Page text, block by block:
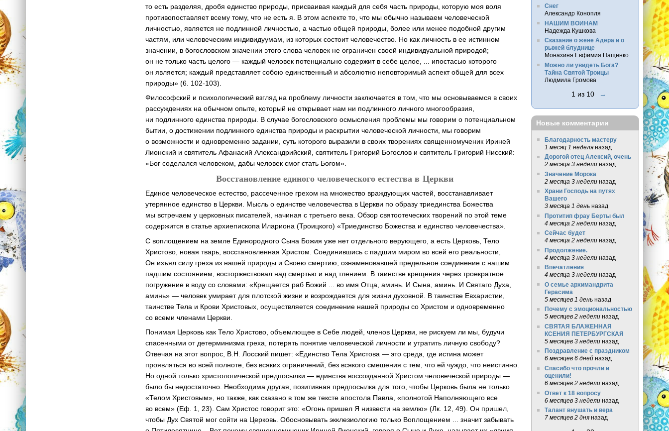
то есть разделяя, дробя единство природы, присваивая каждый для себя часть природы, которую моя воля
противопоставляет всему тому, что не есть я. В этом аспекте то, что мы обычно называем человеческой
личностью, является не подлинной личностью, а частью общей природы, более или менее подобной другим
частям, или человеческим индивидуумам, из которых состоит человечество. Но как личность в ее истинном
значении, в богословском значении этого слова человек не ограничен своей индивидуальной природой;
он не только часть целого — каждый человек потенциально содержит в себе целое, ... ипостасью которого
он является; каждый представляет собою единственный и абсолютно неповторимый аспект общей для всех
природы» (6. 102-103).
Философский и психологический взгляд на проблему личности заключается в том, что мы основываемся в своих
рассуждениях на обычном опыте, который не открывает нам ни подлинного личного многообразия,
ни подлинного единства природы. В случае богословского осмысления проблемы мы говорим о потенциальном
бытии, о достижении подлинного единства природы и раскрытии человеческой личности, мы говорим
о возможности и одновременно задании, суть которого выразили в своих творениях священномученик Ириней
Лионский и святитель Афанасий Александрийский, святитель Григорий Богослов и святитель Григорий Нисский:
«Бог соделался человеком, дабы человек смог стать Богом».
Восстановление единого человеческого естества в Церкви
Единое человеческое естество, рассеченное грехом на множество враждующих частей, восстанавливает
утерянное единство в Церкви. Мысль о единстве человечества в Церкви по образу триединства Божества
мы встречаем у церковных писателей, начиная с третьего века. Обзор святоотеческих творений по этой теме
содержится в статье архиепископа Илариона (Троицкого) «Триединство Божества и единство человечества».
С воплощением на земле Единородного Сына Божия уже нет отдельного верующего, а есть Церковь, Тело
Христово, новая тварь, восстановленная Христом. Соединившись с падшим миром во всей его реальности,
Он изъял силу греха из нашей природы и Своею смертию, ознаменовавшей предельное соединение с нашим
падшим состоянием, восторжествовал над смертью и над тлением. В таинстве крещения через троекратное
погружение в воду со словами: «Крещается раб Божий ... во имя Отца, аминь. И Сына, аминь. И Святаго Духа,
аминь» — человек умирает для плотской жизни и возрождается для жизни духовной. В таинстве Евхаристии,
таинстве Тела и Крови Христовых, осуществляется соединение нашей природы со Христом и одновременно
со всеми членами Церкви.
Понимая Церковь как Тело Христово, объемлющее в Себе людей, членов Церкви, не рискуем ли мы, будучи
спасенными от детерминизма греха, потерять понятие человеческой личности и утратить личную свободу?
Отвечая на этот вопрос, В.Н. Лосский пишет: «Единство Тела Христова — это среда, где истина может
проявляться во всей полноте, без всяких ограничений, без всякого смешения с тем, что ей чуждо, что неистинно.
Но одной только христологической предпосылки — единства воссозданной Христом человеческой природы —
было бы недостаточно. Необходима другая, позитивная предпосылка для того, чтобы Церковь была не только
«Телом Христовым», но также, как сказано в том же тексте апостола Павла, «полнотой Наполняющего все
во всем» (Еф. 1, 23). Сам Христос говорит это: «Огонь пришел Я низвести на землю» (Лк. 12, 49). Он пришел,
чтобы Дух Святой мог сойти на Церковь. Обосновывать экклезиологию только Воплощением ... значит забывать
Снег
Александр Конопля
НАШИМ ВОИНАМ
Надежда Кушкова
Сказание о жене Адера и о
рыжей блуднице
Монахиня Евфимия Пащенко
Можно ли увидеть Бога?
Тайна Святой Троицы
Людмила Громова
1 из 10 →
Новые комментарии
Благодарность мастеру
1 месяц 1 неделяназад
Дорогой отец Алексий, очень
2 месяца 3 неделиназад
Значение Морока
2 месяца 3 неделиназад
Храни Господь на путях
Вашего
3 месяца 1 деньназад
Протитип фрау Берты был
4 месяца 2 неделиназад
Сейчас будет
4 месяца 2 неделиназад
Продолжение.
4 месяца 3 неделиназад
Впечатления
4 месяца 3 неделиназад
О семье архимандрита
Герасима
5 месяцев 1 деньназад
Почему с эмоциональностью
5 месяцев 2 неделиназад
СВЯТАЯ БЛАЖЕННАЯ
КСЕНИЯ ПЕТЕРБУРГСКАЯ
5 месяцев 3 неделиназад
Поздравление с праздником
6 месяцев 6 днейназад
Спасибо что прочли и
оценили!
6 месяцев 2 неделиназад
Ответ к 18 вопросу
6 месяцев 3 неделиназад
Талант внушать и вера
7 месяцев 2 дняназад